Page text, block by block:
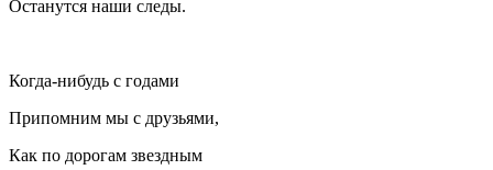
Останутся наши следы.
Когда-нибудь с годами
Припомним мы с друзьями,
Как по дорогам звездным